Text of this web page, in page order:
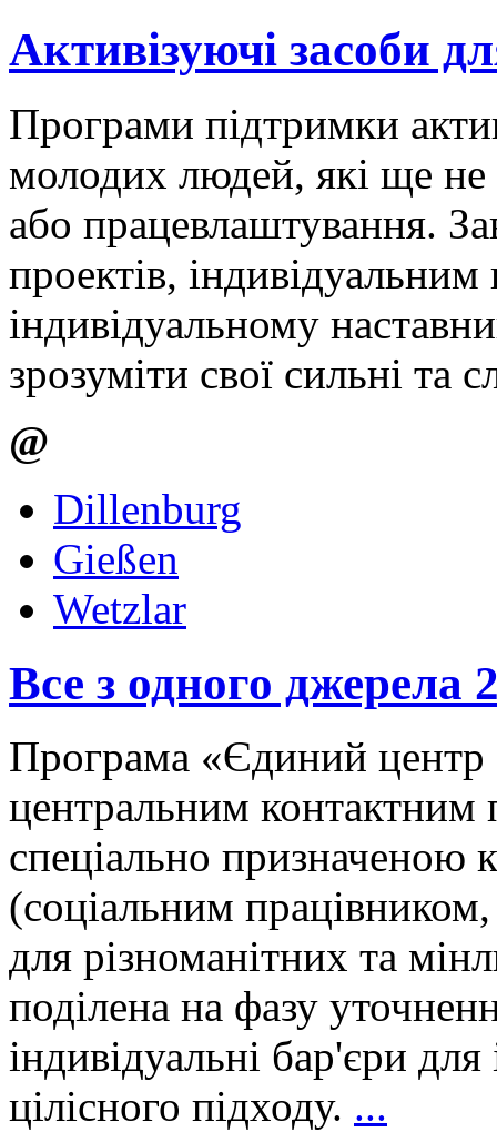
Активізуючі засоби
Програми підтримки
молодих людей, які ще
або працевлаштування.
проектів,
індивідуальному
зрозуміти свої сильні та
@
Dillenburg
Gießen
Wetzlar
Все з одного джерела
Програма «Єдиний центр
центральним контактним
спеціально призначеною
(соціальним
для різноманітних та
поділена на фазу
індивідуальні бар'єри
цілісного підходу. ...